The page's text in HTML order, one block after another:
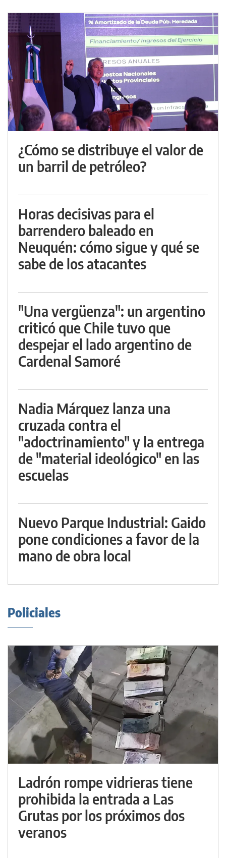
¿Cómo se distribuye el valor de
un barril de petróleo?
Horas decisivas para el
barrendero baleado en
Neuquén: cómo sigue y qué se
sabe de los atacantes
"Una vergüenza": un argentino
criticó que Chile tuvo que
despejar el lado argentino de
Cardenal Samoré
Nadia Márquez lanza una
cruzada contra el
"adoctrinamiento" y la entrega
de "material ideológico" en las
escuelas
Nuevo Parque Industrial: Gaido
pone condiciones a favor de la
mano de obra local
Policiales
Ladrón rompe vidrieras tiene
prohibida la entrada a Las
Grutas por los próximos dos
veranos